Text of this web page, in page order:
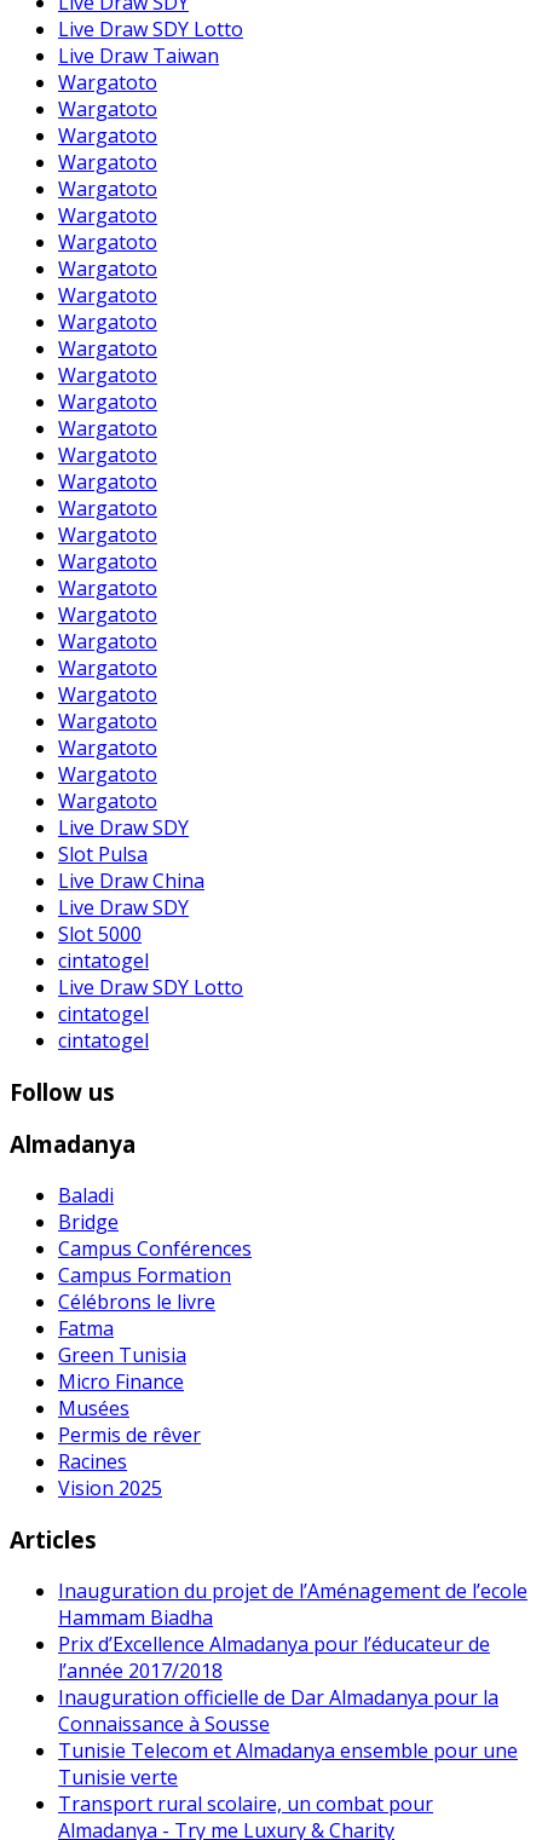
Live Draw SDY Lotto
Live Draw Taiwan
Wargatoto
Wargatoto
Wargatoto
Wargatoto
Wargatoto
Wargatoto
Wargatoto
Wargatoto
Wargatoto
Wargatoto
Wargatoto
Wargatoto
Wargatoto
Wargatoto
Wargatoto
Wargatoto
Wargatoto
Wargatoto
Wargatoto
Wargatoto
Wargatoto
Wargatoto
Wargatoto
Wargatoto
Wargatoto
Wargatoto
Wargatoto
Wargatoto
Live Draw SDY
Slot Pulsa
Live Draw China
Live Draw SDY
Slot 5000
cintatogel
Live Draw SDY Lotto
cintatogel
cintatogel
Follow us
Almadanya
Baladi
Bridge
Campus Conférences
Campus Formation
Célébrons le livre
Fatma
Green Tunisia
Micro Finance
Musées
Permis de rêver
Racines
Vision 2025
Articles
Inauguration du projet de l’Aménagement de l’ecole
Hammam Biadha
Prix d’Excellence Almadanya pour l’éducateur de
l’année 2017/2018
Inauguration officielle de Dar Almadanya pour la
Connaissance à Sousse
Tunisie Telecom et Almadanya ensemble pour une
Tunisie verte
Transport rural scolaire, un combat pour
Almadanya - Try me Luxury & Charity